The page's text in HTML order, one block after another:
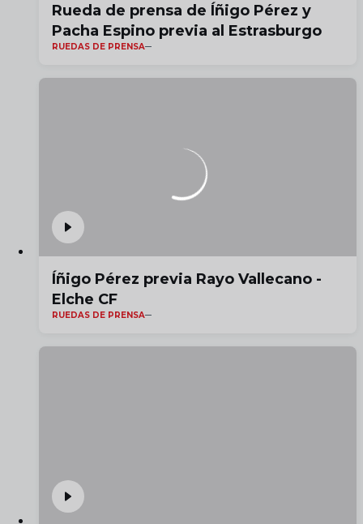
Rueda de prensa de Íñigo Pérez y
Pacha Espino previa al Estrasburgo
RUEDAS DE PRENSA
Íñigo Pérez previa Rayo Vallecano -
Elche CF
RUEDAS DE PRENSA